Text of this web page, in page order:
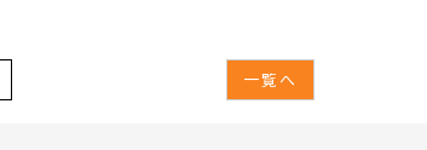
一覧へ